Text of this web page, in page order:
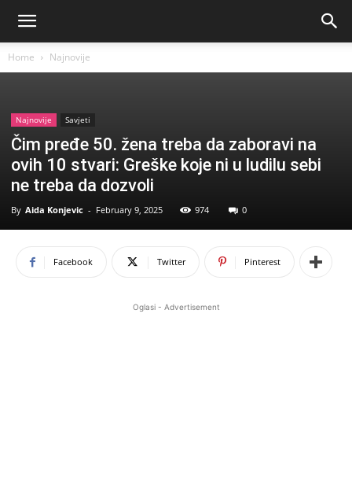
Home Najnovije
Najnovije Savjeti
Čim pređe 50. žena treba da zaboravi na
ovih 10 stvari: Greške koje ni u ludilu sebi
ne treba da dozvoli
By Aida Konjevic - February 9, 2025 974 0
Facebook Twitter Pinterest
Oglasi - Advertisement